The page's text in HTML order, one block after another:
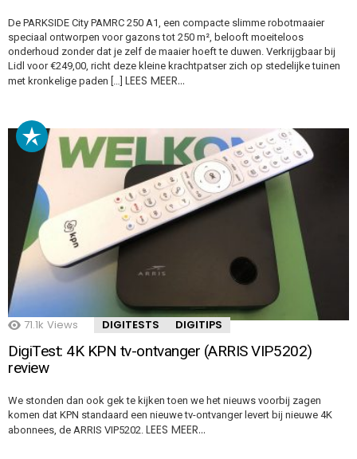
De PARKSIDE City PAMRC 250 A1, een compacte slimme robotmaaier
speciaal ontworpen voor gazons tot 250 m², belooft moeiteloos
onderhoud zonder dat je zelf de maaier hoeft te duwen. Verkrijgbaar bij
Lidl voor €249,00, richt deze kleine krachtpatser zich op stedelijke tuinen
met kronkelige paden […] LEES MEER…
71.1k Views DIGITESTS DIGITIPS
DigiTest: 4K KPN tv-ontvanger (ARRIS VIP5202)
review
We stonden dan ook gek te kijken toen we het nieuws voorbij zagen
komen dat KPN standaard een nieuwe tv-ontvanger levert bij nieuwe 4K
abonnees, de ARRIS VIP5202. LEES MEER…